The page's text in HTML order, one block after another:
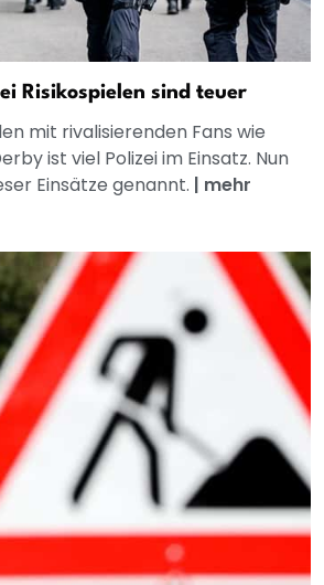
Risikospielen sind teuer
mit rivalisierenden Fans wie
ist viel Polizei im Einsatz. Nun
Einsätze genannt. | mehr